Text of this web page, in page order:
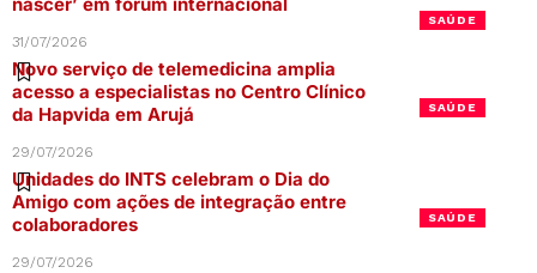
SAÚDE
31/07/2026
SAÚDE
Novo serviço de telemedicina amplia
acesso a especialistas no Centro Clínico
da Hapvida em Arujá
29/07/2026
SAÚDE
Unidades do INTS celebram o Dia do
Amigo com ações de integração entre
colaboradores
29/07/2026